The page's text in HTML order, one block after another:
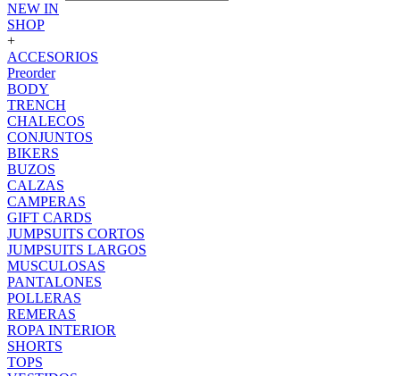
NEW IN
SHOP
+
ACCESORIOS
Preorder
BODY
TRENCH
CHALECOS
CONJUNTOS
BIKERS
BUZOS
CALZAS
CAMPERAS
GIFT CARDS
JUMPSUITS CORTOS
JUMPSUITS LARGOS
MUSCULOSAS
PANTALONES
POLLERAS
REMERAS
ROPA INTERIOR
SHORTS
TOPS